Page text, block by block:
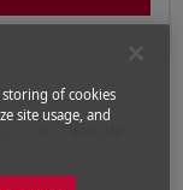
Vols de
storing of cookies
site usage, and